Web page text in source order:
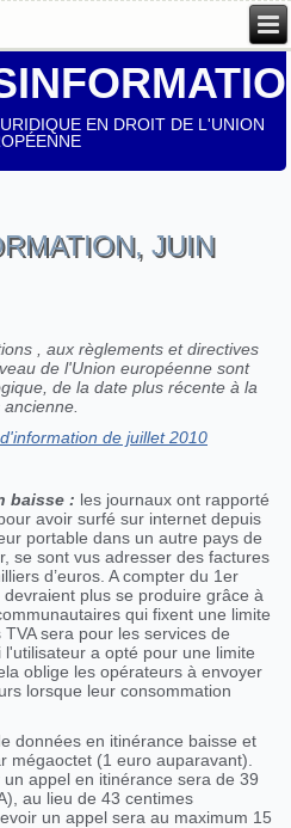
EN DROIT DE L'UNION
JUIN
, aux règlements et directives
de l'Union européenne sont
de la date plus récente à la
ancienne.
de juillet 2010
baisse : les journaux ont rapporté
avoir surfé sur internet depuis
portable dans un autre pays de
se sont vus adresser des factures
d’euros. A compter du 1er
plus se produire grâce à
qui fixent une limite
sera pour les services de
a opté pour une limite
oblige les opérateurs à envoyer
lorsque leur consommation
données en itinérance baisse et
mégaoctet (1 euro auparavant).
appel en itinérance sera de 39
au lieu de 43 centimes
un appel sera au maximum 15